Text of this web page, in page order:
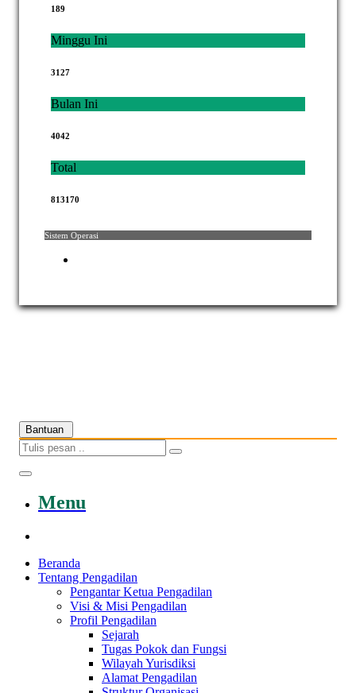
189
Minggu Ini
3127
Bulan Ini
4042
Total
813170
Sistem Operasi
Bantuan
Menu
Beranda
Tentang Pengadilan
Pengantar Ketua Pengadilan
Visi & Misi Pengadilan
Profil Pengadilan
Sejarah
Tugas Pokok dan Fungsi
Wilayah Yurisdiksi
Alamat Pengadilan